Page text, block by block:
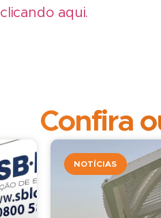
clicando aqui.
Confira
NOTÍCIAS